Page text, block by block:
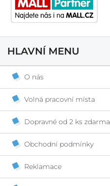
HLAVNÍ MENU
O nás
Volná pracovní místa
Dopravné od 2 ks zdarma
Obchodní podmínky
Reklamace